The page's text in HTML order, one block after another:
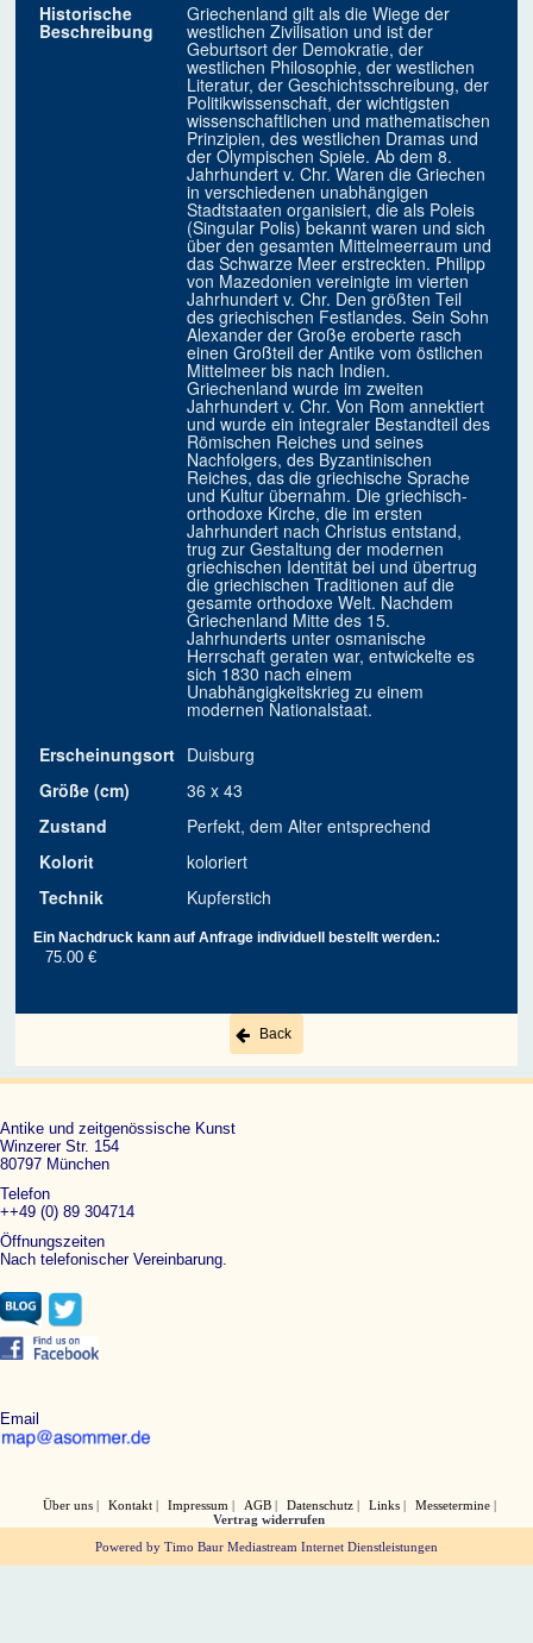
Historische
Beschreibung
Griechenland gilt als die Wiege der
westlichen Zivilisation und ist der
Geburtsort der Demokratie, der
westlichen Philosophie, der westlichen
Literatur, der Geschichtsschreibung, der
Politikwissenschaft, der wichtigsten
wissenschaftlichen und mathematischen
Prinzipien, des westlichen Dramas und
der Olympischen Spiele. Ab dem 8.
Jahrhundert v. Chr. Waren die Griechen
in verschiedenen unabhängigen
Stadtstaaten organisiert, die als Poleis
(Singular Polis) bekannt waren und sich
über den gesamten Mittelmeerraum und
das Schwarze Meer erstreckten. Philipp
von Mazedonien vereinigte im vierten
Jahrhundert v. Chr. Den größten Teil
des griechischen Festlandes. Sein Sohn
Alexander der Große eroberte rasch
einen Großteil der Antike vom östlichen
Mittelmeer bis nach Indien.
Griechenland wurde im zweiten
Jahrhundert v. Chr. Von Rom annektiert
und wurde ein integraler Bestandteil des
Römischen Reiches und seines
Nachfolgers, des Byzantinischen
Reiches, das die griechische Sprache
und Kultur übernahm. Die griechisch-
orthodoxe Kirche, die im ersten
Jahrhundert nach Christus entstand,
trug zur Gestaltung der modernen
griechischen Identität bei und übertrug
die griechischen Traditionen auf die
gesamte orthodoxe Welt. Nachdem
Griechenland Mitte des 15.
Jahrhunderts unter osmanische
Herrschaft geraten war, entwickelte es
sich 1830 nach einem
Unabhängigkeitskrieg zu einem
modernen Nationalstaat.
Erscheinungsort Duisburg
Größe (cm)
36 x 43
Zustand
Perfekt, dem Alter entsprechend
Kolorit
koloriert
Technik
Kupferstich
Ein Nachdruck kann auf Anfrage individuell bestellt werden.:
75.00 €
Back
Antike und zeitgenössische Kunst
Winzerer Str. 154
80797 München
Telefon
++49 (0) 89 304714
Öffnungszeiten
Nach telefonischer Vereinbarung.
Email
Über uns Kontakt Impressum AGB Datenschutz Links
Messetermine
Vertrag widerrufen
Powered by Timo Baur Mediastream Internet Dienstleistungen